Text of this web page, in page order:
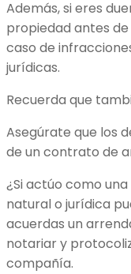
Además, si eres
propiedad antes
caso de
jurídicas.
Recuerda que
Asegúrate que los
de un contrato de
¿Si actúo como
natural o jurídica
acuerdas un
notariar y
compañía.